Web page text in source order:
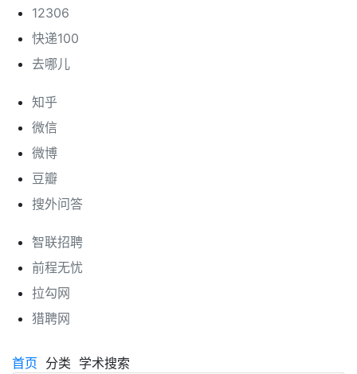
12306
快递100
去哪儿
知乎
微信
微博
豆瓣
搜外问答
智联招聘
前程无忧
拉勾网
猎聘网
首页 分类 学术搜索